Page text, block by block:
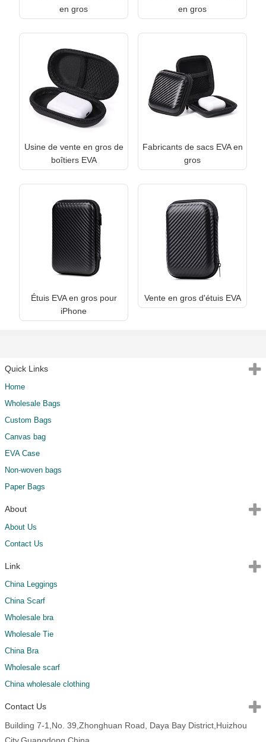
en gros
en gros
Usine de vente en gros de
boîtiers EVA
Fabricants de sacs EVA en
gros
Étuis EVA en gros pour
iPhone
Vente en gros d'étuis EVA
Quick Links
Home
Wholesale Bags
Custom Bags
Canvas bag
EVA Case
Non-woven bags
Paper Bags
About
About Us
Contact Us
Link
China Leggings
China Scarf
Wholesale bra
Wholesale Tie
China Bra
Wholesale scarf
China wholesale clothing
Contact Us
Building 7-1,No. 39,Zhonghuan Road, Daya Bay District,Huizhou
City,Guangdong,China